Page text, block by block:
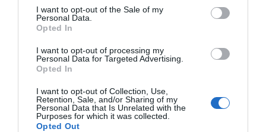
consent section.
I want to opt-out of the Sale of my
Personal Data.
Opted In
I want to opt-out of processing my
Personal Data for Targeted Advertising.
Opted In
I want to opt-out of Collection, Use,
Retention, Sale, and/or Sharing of my
Personal Data that Is Unrelated with the
Purposes for which it was collected.
Opted Out
Οι τρίτεκνοι γίνονται πολύτεκνοι – Ποια
επιδόματα θα δικαιούνται – Έρχονται
ανακοινώσεις